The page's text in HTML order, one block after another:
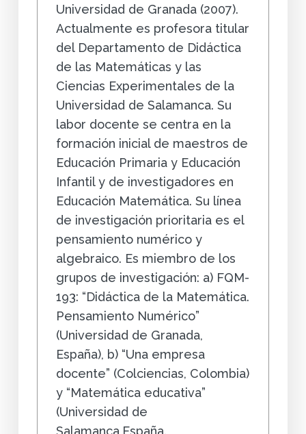
Universidad de Granada (2007).
Actualmente es profesora titular
del Departamento de Didáctica
de las Matemáticas y las
Ciencias Experimentales de la
Universidad de Salamanca. Su
labor docente se centra en la
formación inicial de maestros de
Educación Primaria y Educación
Infantil y de investigadores en
Educación Matemática. Su línea
de investigación prioritaria es el
pensamiento numérico y
algebraico. Es miembro de los
grupos de investigación: a) FQM-
193: “Didáctica de la Matemática.
Pensamiento Numérico”
(Universidad de Granada,
España), b) “Una empresa
docente” (Colciencias, Colombia)
y “Matemática educativa”
(Universidad de
Salamanca,España.